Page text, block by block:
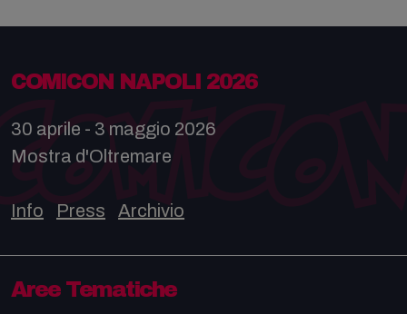
COMICON NAPOLI 2026
30 aprile - 3 maggio 2026
Mostra d'Oltremare
Info Press Archivio
Aree Tematiche